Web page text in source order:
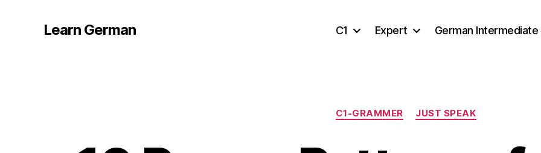
Learn German C1 Expert German Intermediate
Categories
C1-GRAMMER JUST SPEAK